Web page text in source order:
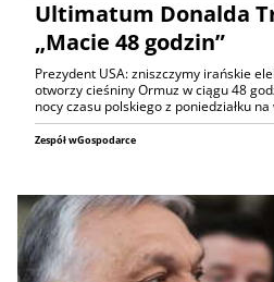
Ultimatum Donalda
„Macie 48 godzin”
Prezydent USA: zniszczymy irańskie
otworzy cieśniny Ormuz w ciągu 48
nocy czasu polskiego z poniedziałku
Zespół wGospodarce